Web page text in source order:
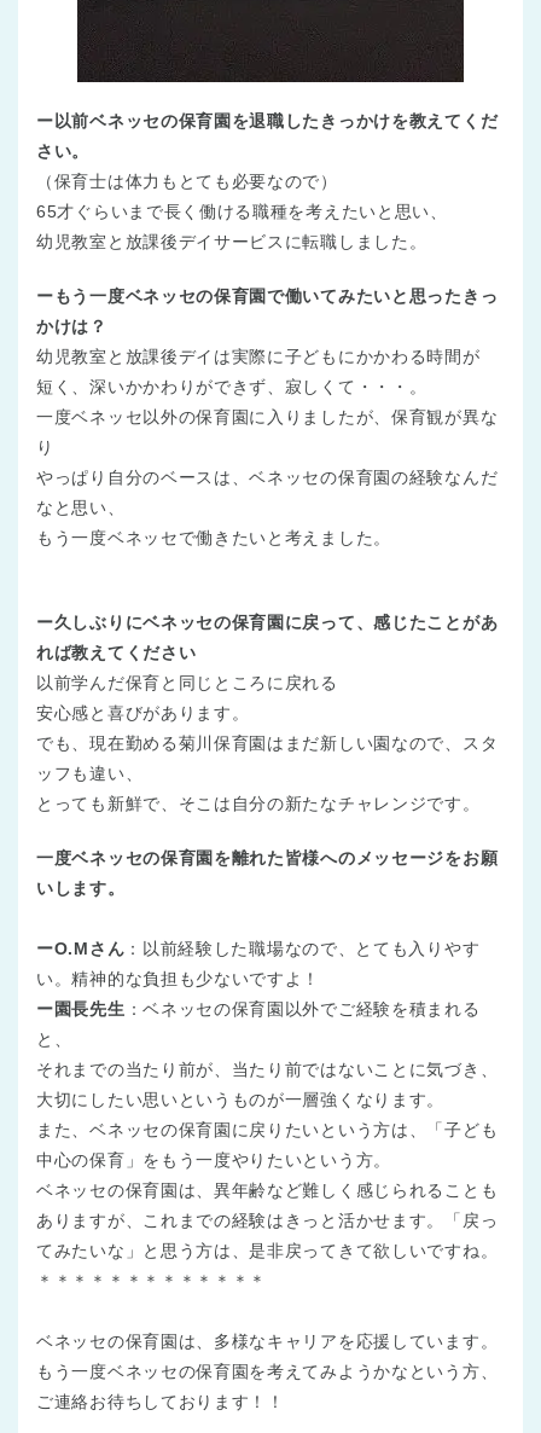
ー以前ベネッセの保育園を退職したきっかけを教えてくだ
さい。
（保育士は体力もとても必要なので）
65才ぐらいまで長く働ける職種を考えたいと思い、
幼児教室と放課後デイサービスに転職しました。
ーもう一度ベネッセの保育園で働いてみたいと思ったきっ
かけは？
幼児教室と放課後デイは実際に子どもにかかわる時間が
短く、深いかかわりができず、寂しくて・・・。
一度ベネッセ以外の保育園に入りましたが、保育観が異な
り
やっぱり自分のベースは、ベネッセの保育園の経験なんだ
なと思い、
もう一度ベネッセで働きたいと考えました。
ー久しぶりにベネッセの保育園に戻って、感じたことがあ
れば教えてください
以前学んだ保育と同じところに戻れる
安心感と喜びがあります。
でも、現在勤める菊川保育園はまだ新しい園なので、スタ
ッフも違い、
とっても新鮮で、そこは自分の新たなチャレンジです。
一度ベネッセの保育園を離れた皆様へのメッセージをお願
いします。
ーO.Mさん ：以前経験した職場なので、とても入りやす
い。精神的な負担も少ないですよ！
ー園長先生 ：ベネッセの保育園以外でご経験を積まれる
と、
それまでの当たり前が、当たり前ではないことに気づき、
大切にしたい思いというものが一層強くなります。
また、ベネッセの保育園に戻りたいという方は、「子ども
中心の保育」をもう一度やりたいという方。
ベネッセの保育園は、異年齢など難しく感じられることも
ありますが、これまでの経験はきっと活かせます。「戻っ
てみたいな」と思う方は、是非戻ってきて欲しいですね。
＊＊＊＊＊＊＊＊＊＊＊＊＊
ベネッセの保育園は、多様なキャリアを応援しています。
もう一度ベネッセの保育園を考えてみようかなという方、
ご連絡お待ちしております！！